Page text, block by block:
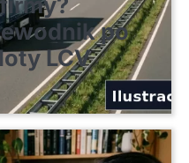
po
LCV